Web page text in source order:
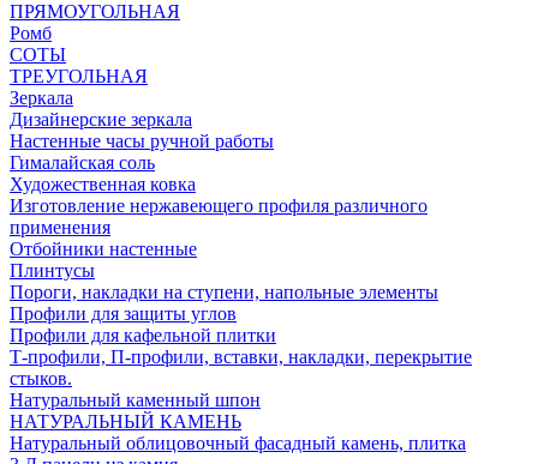
ПРЯМОУГОЛЬНАЯ
Ромб
СОТЫ
ТРЕУГОЛЬНАЯ
Зеркала
Дизайнерские зеркала
Настенные часы ручной работы
Гималайская соль
Художественная ковка
Изготовление нержавеющего профиля различного
применения
Отбойники настенные
Плинтусы
Пороги, накладки на ступени, напольные элементы
Профили для защиты углов
Профили для кафельной плитки
Т-профили, П-профили, вставки, накладки, перекрытие
стыков.
Натуральный каменный шпон
НАТУРАЛЬНЫЙ КАМЕНЬ
Натуральный облицовочный фасадный камень, плитка